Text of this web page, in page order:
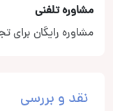
مشاوره تلفنی
مشاوره رایگان برای
نقد و بررسی